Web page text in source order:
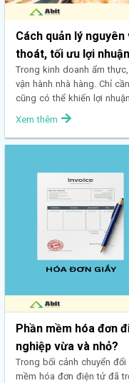
Cách quản lý
thoát, tối ưu lợi nhuận
Trong kinh doanh ẩm
vận hành nhà hàng. Chỉ
cũng có thể khiến lợi
Xem thêm
Phần mềm hóa đơn
nghiệp vừa và nhỏ?
Trong bối cảnh chuyển
mềm hóa đơn điện tử đã